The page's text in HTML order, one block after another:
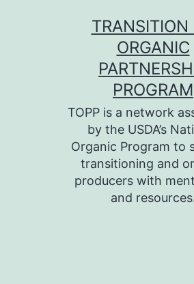
TRANSITION
ORGANIC
PROGRAM
TOPP is a network
by the USDA’s
Organic Program to
transitioning and
producers with
and